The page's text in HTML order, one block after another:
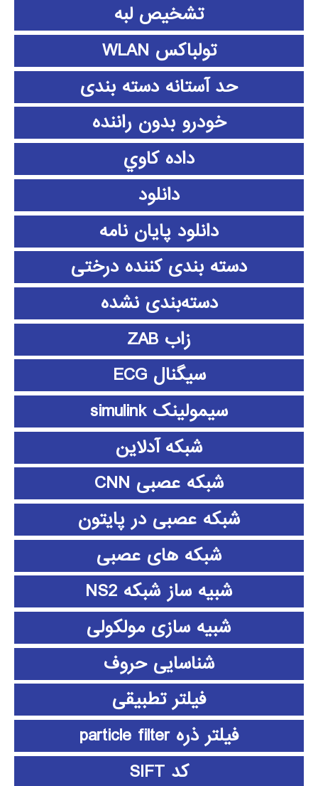
تشخیص لبه
تولباکس WLAN
حد آستانه دسته بندی
خودرو بدون راننده
داده كاوي
دانلود
دانلود پايان نامه
دسته بندی کننده درختی
دسته‌بندی نشده
زاب ZAB
سیگنال ECG
سیمولینک simulink
شبکه آدلاین
شبکه عصبی CNN
شبکه عصبی در پایتون
شبکه های عصبی
شبیه ساز شبکه NS2
شبیه سازی مولکولی
شناسایی حروف
فیلتر تطبیقی
فیلتر ذره particle filter
کد SIFT